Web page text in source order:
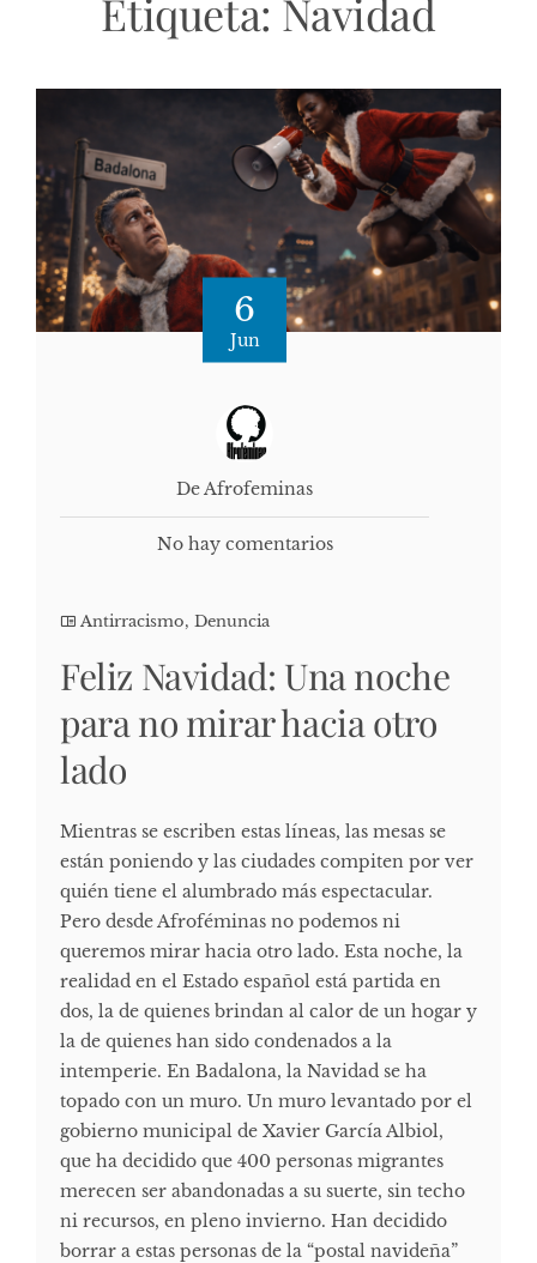
Etiqueta: Navidad
6
Jun
De Afrofeminas
No hay comentarios
Antirracismo, Denuncia
Feliz Navidad: Una noche
para no mirar hacia otro
lado
Mientras se escriben estas líneas, las mesas se
están poniendo y las ciudades compiten por ver
quién tiene el alumbrado más espectacular.
Pero desde Afroféminas no podemos ni
queremos mirar hacia otro lado. Esta noche, la
realidad en el Estado español está partida en
dos, la de quienes brindan al calor de un hogar y
la de quienes han sido condenados a la
intemperie. En Badalona, la Navidad se ha
topado con un muro. Un muro levantado por el
gobierno municipal de Xavier García Albiol,
que ha decidido que 400 personas migrantes
merecen ser abandonadas a su suerte, sin techo
ni recursos, en pleno invierno. Han decidido
borrar a estas personas de la “postal navideña”